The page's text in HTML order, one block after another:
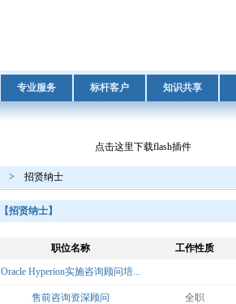
专业服务 标杆客户 知识共享
点击这里下载flash插件
> 招贤纳士
【招贤纳士】
职位名称 工作性质
Oracle Hyperion实施咨询顾问培...
售前咨询资深顾问 全职